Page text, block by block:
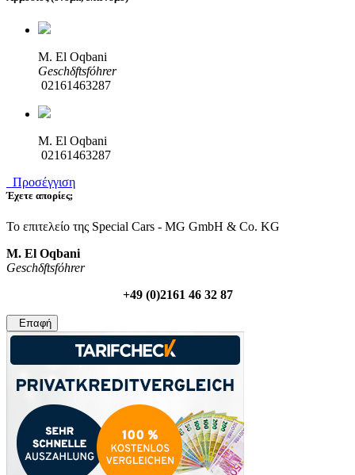
M. El Oqbani
Geschδftsfόhrer
02161463287
M. El Oqbani
02161463287
Προσέγγιση
Έχετε απορίες;
Το επιτελείο της Special Cars - MG GmbH & Co. KG
M. El Oqbani
Geschδftsfόhrer
+49 (0)2161 46 32 87
Επαφή